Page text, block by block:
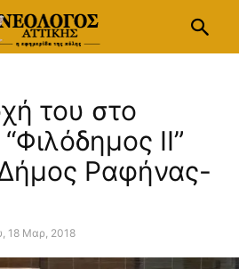
του στο
ΙΙ”
Δήμος Ραφήνας-
18 Μαρ, 2018